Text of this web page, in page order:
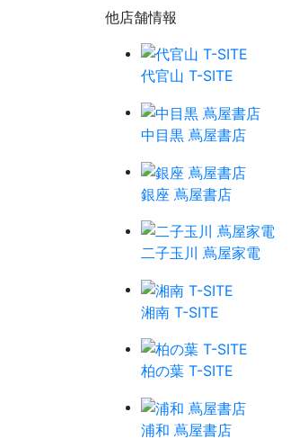
他店舗情報
代官山 T-SITE
中目黒 蔦屋書店
銀座 蔦屋書店
二子玉川 蔦屋家電
湘南 T-SITE
柏の葉 T-SITE
浦和 蔦屋書店